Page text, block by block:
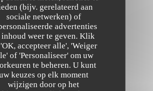
(bijv. gerelateerd aan
sociale netwerken) of
advertenties
weer te geven. Klik
accepteer alle', 'Weiger
of 'Personaliseer' om uw
te beheren. U kunt
keuzes op elk moment
wijzigen door op het
Friendly Kitchen